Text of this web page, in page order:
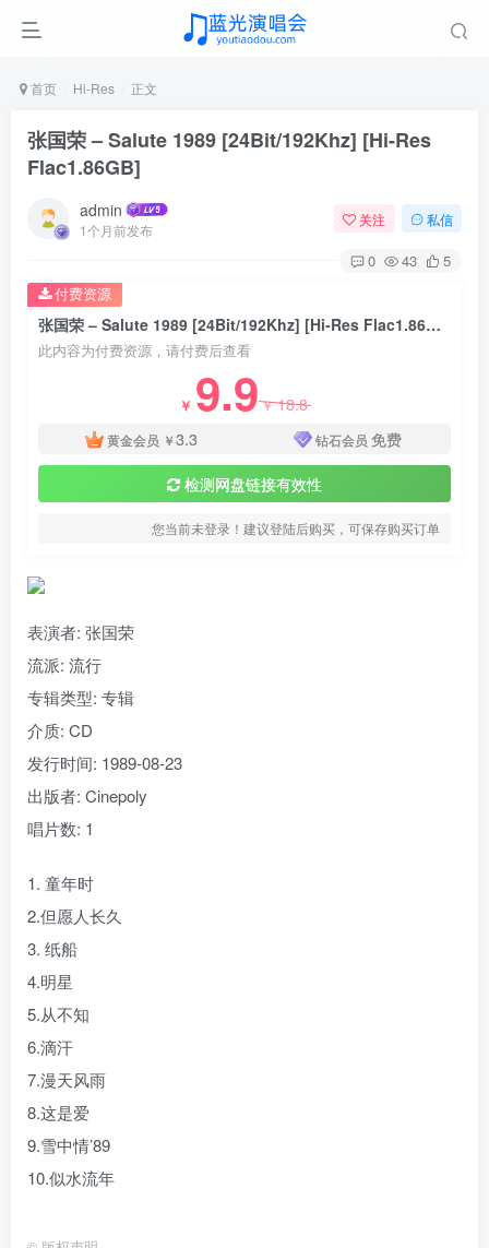
首页 Hi-Res 正文
张国荣 – Salute 1989 [24Bit/192Khz] [Hi-Res
Flac1.86GB]
admin
1个月前发布
关注 私信
0 43 5
张国荣 – Salute 1989 [24Bit/192Khz] [Hi-Res Flac1.86GB]
此内容为付费资源，请付费后查看
￥ 9.9￥18.8
黄金会员 ￥3.3 钻石会员 免费
检测网盘链接有效性
您当前未登录！建议登陆后购买，可保存购买订单
付费资源
表演者: 张国荣
流派: 流行
专辑类型: 专辑
介质: CD
发行时间: 1989-08-23
出版者: Cinepoly
唱片数: 1
1. 童年时
2.但愿人长久
3. 纸船
4.明星
5.从不知
6.滴汗
7.漫天风雨
8.这是爱
9.雪中情’89
10.似水流年